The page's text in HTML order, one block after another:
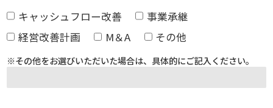
キャッシュフロー改善
事業承継
経営改善計画
M＆A その他
※その他をお選びいただいた場合は、具体的にご記入ください。